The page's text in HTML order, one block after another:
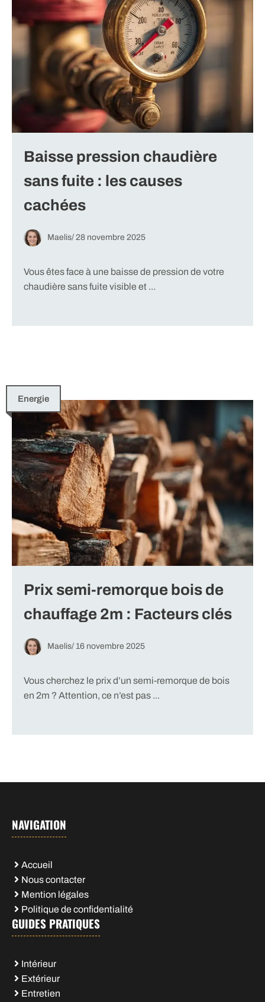
Baisse pression chaudière
sans fuite : les causes
cachées
Maelis/ 28 novembre 2025
Vous êtes face à une baisse de pression de votre
chaudière sans fuite visible et ...
Energie
Prix semi-remorque bois de
chauffage 2m : Facteurs clés
Maelis/ 16 novembre 2025
Vous cherchez le prix d’un semi-remorque de bois
en 2m ? Attention, ce n’est pas ...
NAVIGATION
Accueil
Nous contacter
Mention légales
Politique de confidentialité
GUIDES PRATIQUES
Intérieur
Extérieur
Entretien